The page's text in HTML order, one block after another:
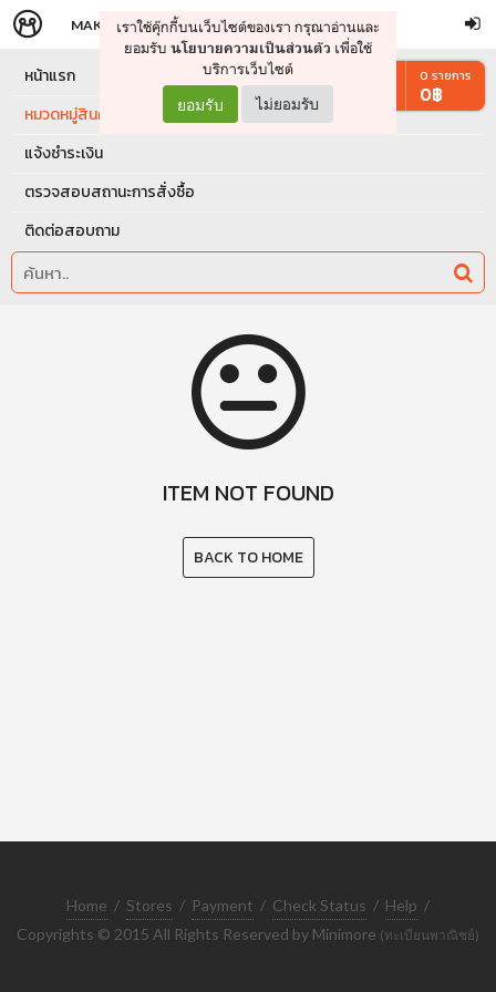
จัดการรถเข็น ดำเนินการต่อ
MAKERS STORE
เราใช้คุ๊กกี้บนเว็บไซต์ของเรา กรุณาอ่านและ
ยอมรับ นโยบายความเป็นส่วนตัว เพื่อใช้
บริการเว็บไซต์
ยอมรับ ไม่ยอมรับ
หน้าแรก
หมวดหมู่สินค้า
แจ้งชำระเงิน
ตรวจสอบสถานะการสั่งซื้อ
ติดต่อสอบถาม
0 รายการ
0฿
ITEM NOT FOUND
BACK TO HOME
Home / Stores / Payment / Check Status / Help /
Copyrights © 2015 All Rights Reserved by Minimore (ทะเบียนพาณิชย์)